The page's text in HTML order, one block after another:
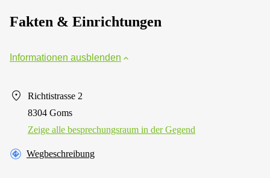
Fakten & Einrichtungen
Informationen ausblenden
Richtistrasse 2
8304 Goms
Zeige alle besprechungsraum in der Gegend
Wegbeschreibung